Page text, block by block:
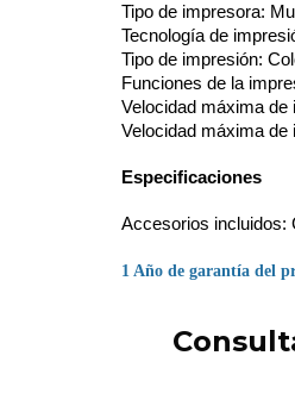
Tipo de impresora:
Tecnología de
Tipo de impresión:
Funciones de la
Velocidad máxima de
Velocidad máxima de
Especificaciones
Accesorios incluidos:
1 Año de garantía del